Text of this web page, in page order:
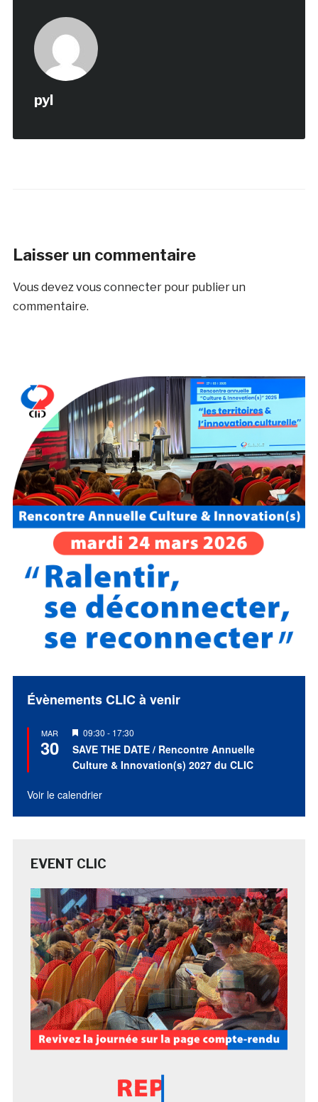
pyl
Laisser un commentaire
Vous devezvous connecterpour publier un
commentaire.
Évènements CLIC à venir
MAR
30
Mis
en
avant
09:30 - 17:30
SAVE THE DATE / Rencontre Annuelle
Culture & Innovation(s) 2027 du CLIC
Voir le calendrier
EVENT CLIC